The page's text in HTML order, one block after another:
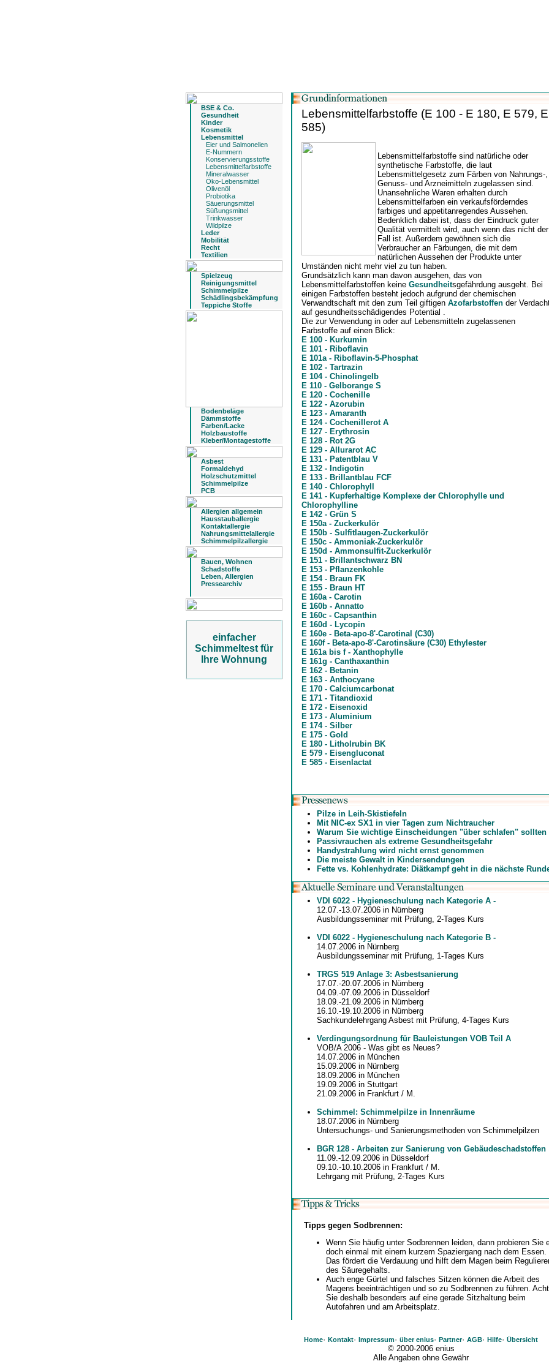
BSE & Co.
Gesundheit
Kinder
Kosmetik
Lebensmittel
Eier und Salmonellen
E-Nummern
Konservierungsstoffe
Lebensmittelfarbstoffe
Mineralwasser
Öko-Lebensmittel
Olivenöl
Probiotika
Säuerungsmittel
Süßungsmittel
Trinkwasser
Wildpilze
Leder
Mobilität
Recht
Textilien
Spielzeug
Reinigungsmittel
Schimmelpilze
Schädlingsbekämpfung
Teppiche Stoffe
Bodenbeläge
Dämmstoffe
Farben/Lacke
Holzbaustoffe
Kleber/Montagestoffe
Asbest
Formaldehyd
Holzschutzmittel
Schimmelpilze
PCB
Allergien allgemein
Hausstauballergie
Kontaktallergie
Nahrungsmittelallergie
Schimmelpilzallergie
Bauen, Wohnen
Schadstoffe
Leben, Allergien
Pressearchiv
einfacher
Schimmeltest für
Ihre Wohnung
Lebensmittelfarbstoffe (E 100 - E 180, E 579, E
585)
Lebensmittelfarbstoffe sind natürliche oder
synthetische Farbstoffe, die laut
Lebensmittelgesetz zum Färben von Nahrungs-,
Genuss- und Arzneimitteln zugelassen sind.
Unansehnliche Waren erhalten durch
Lebensmittelfarben ein verkaufsförderndes
farbiges und appetitanregendes Aussehen.
Bedenklich dabei ist, dass der Eindruck guter
Qualität vermittelt wird, auch wenn das nicht der
Fall ist. Außerdem gewöhnen sich die
Verbraucher an Färbungen, die mit dem
natürlichen Aussehen der Produkte unter
Umständen nicht mehr viel zu tun haben.
Grundsätzlich kann man davon ausgehen, das von
Lebensmittelfarbstoffen keine Gesundheitsgefährdung ausgeht. Bei
einigen Farbstoffen besteht jedoch aufgrund der chemischen
Verwandtschaft mit den zum Teil giftigen Azofarbstoffen der
auf gesundheitsschädigendes Potential .
Die zur Verwendung in oder auf Lebensmitteln zugelassenen
Farbstoffe auf einen Blick:
E 100 - Kurkumin
E 101 - Riboflavin
E 101a - Riboflavin-5-Phosphat
E 102 - Tartrazin
E 104 - Chinolingelb
E 110 - Gelborange S
E 120 - Cochenille
E 122 - Azorubin
E 123 - Amaranth
E 124 - Cochenillerot A
E 127 - Erythrosin
E 128 - Rot 2G
E 129 - Allurarot AC
E 131 - Patentblau V
E 132 - Indigotin
E 133 - Brillantblau FCF
E 140 - Chlorophyll
E 141 - Kupferhaltige Komplexe der Chlorophylle und
Chlorophylline
E 142 - Grün S
E 150a - Zuckerkulör
E 150b - Sulfitlaugen-Zuckerkulör
E 150c - Ammoniak-Zuckerkulör
E 150d - Ammonsulfit-Zuckerkulör
E 151 - Brillantschwarz BN
E 153 - Pflanzenkohle
E 154 - Braun FK
E 155 - Braun HT
E 160a - Carotin
E 160b - Annatto
E 160c - Capsanthin
E 160d - Lycopin
E 160e - Beta-apo-8'-Carotinal (C30)
E 160f - Beta-apo-8'-Carotinsäure (C30) Ethylester
E 161a bis f - Xanthophylle
E 161g - Canthaxanthin
E 162 - Betanin
E 163 - Anthocyane
E 170 - Calciumcarbonat
E 171 - Titandioxid
E 172 - Eisenoxid
E 173 - Aluminium
E 174 - Silber
E 175 - Gold
E 180 - Litholrubin BK
E 579 - Eisengluconat
E 585 - Eisenlactat
Pilze in Leih-Skistiefeln
Mit NIC-ex SX1 in vier Tagen zum Nichtraucher
Warum Sie wichtige Einscheidungen "über schlafen" sollten
Passivrauchen als extreme Gesundheitsgefahr
Handystrahlung wird nicht ernst genommen
Die meiste Gewalt in Kindersendungen
Fette vs. Kohlenhydrate: Diätkampf geht in die nächste
VDI 6022 - Hygieneschulung nach Kategorie A -
12.07.-13.07.2006 in Nürnberg
Ausbildungsseminar mit Prüfung, 2-Tages Kurs
VDI 6022 - Hygieneschulung nach Kategorie B -
14.07.2006 in Nürnberg
Ausbildungsseminar mit Prüfung, 1-Tages Kurs
TRGS 519 Anlage 3: Asbestsanierung
17.07.-20.07.2006 in Nürnberg
04.09.-07.09.2006 in Düsseldorf
18.09.-21.09.2006 in Nürnberg
16.10.-19.10.2006 in Nürnberg
Sachkundelehrgang Asbest mit Prüfung, 4-Tages Kurs
Verdingungsordnung für Bauleistungen VOB Teil A
VOB/A 2006 - Was gibt es Neues?
14.07.2006 in München
15.09.2006 in Nürnberg
18.09.2006 in München
19.09.2006 in Stuttgart
21.09.2006 in Frankfurt / M.
Schimmel: Schimmelpilze in Innenräume
18.07.2006 in Nürnberg
Untersuchungs- und Sanierungsmethoden von Schimmelpilzen
BGR 128 - Arbeiten zur Sanierung von Gebäudeschadstoffen
11.09.-12.09.2006 in Düsseldorf
09.10.-10.10.2006 in Frankfurt / M.
Lehrgang mit Prüfung, 2-Tages Kurs
Tipps gegen Sodbrennen:
Wenn Sie häufig unter Sodbrennen leiden, dann probieren Sie
doch einmal mit einem kurzem Spaziergang nach dem Essen.
Das fördert die Verdauung und hilft dem Magen beim
des Säuregehalts.
Auch enge Gürtel und falsches Sitzen können die Arbeit des
Magens beeinträchtigen und so zu Sodbrennen zu führen.
Sie deshalb besonders auf eine gerade Sitzhaltung beim
Autofahren und am Arbeitsplatz.
Home· Kontakt· Impressum· über enius· Partner· AGB· Hilfe· Übersicht
© 2000-2006 enius
Alle Angaben ohne Gewähr